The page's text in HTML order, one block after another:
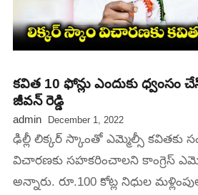
కవిత 10 ఫోన్లు ఎందుకు ధ్వంసం
జీవన్ రెడ్డి
admin December 1, 2022
ఢిల్లీ లిక్కర్ స్కాంతో ఎమ్మెల్సీ కవితకు
విచారణకు సహకరించాలని కాంగ్రెస్
అన్నారు. రూ.100 కోట్ల నిధుల